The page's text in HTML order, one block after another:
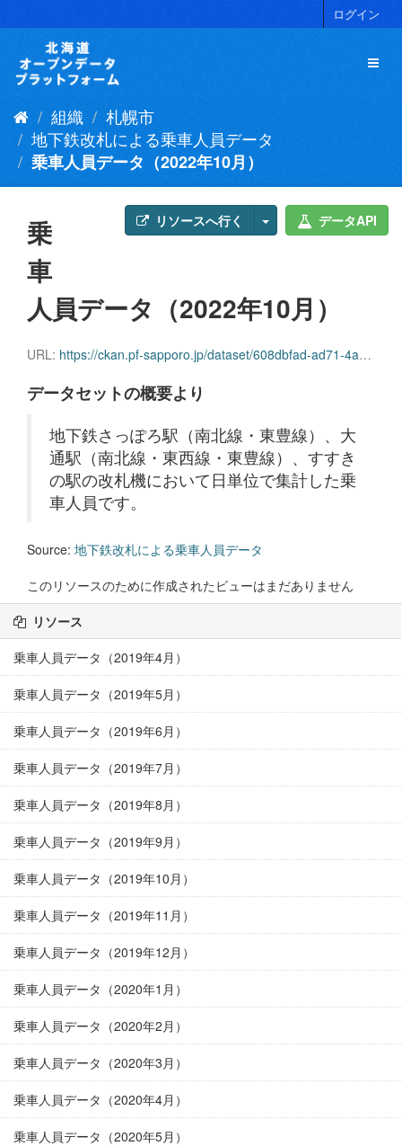
キ
ログイン
組織
札幌市
地下鉄改札による乗車人員データ
乗車人員データ（2022年10月）
リソースへ行く データAPI
乗
車
人員データ（2022年10月）
URL: https://ckan.pf-sapporo.jp/dataset/608dbfad-ad71-4a06-82ff-f77715c5b8c2/resource/2c99fed7-75d6-4f42-a70f-e83a0d32fe61/download/jyosyajinninn2022.10.csv
データセットの概要より
地下鉄さっぽろ駅（南北線・東豊線）、大
通駅（南北線・東西線・東豊線）、すすき
の駅の改札機において日単位で集計した乗
車人員です。
Source: 地下鉄改札による乗車人員データ
このリソースのために作成されたビューはまだありません
リソース
乗車人員データ（2019年4月）
乗車人員データ（2019年5月）
乗車人員データ（2019年6月）
乗車人員データ（2019年7月）
乗車人員データ（2019年8月）
乗車人員データ（2019年9月）
乗車人員データ（2019年10月）
乗車人員データ（2019年11月）
乗車人員データ（2019年12月）
乗車人員データ（2020年1月）
乗車人員データ（2020年2月）
乗車人員データ（2020年3月）
乗車人員データ（2020年4月）
乗車人員データ（2020年5月）